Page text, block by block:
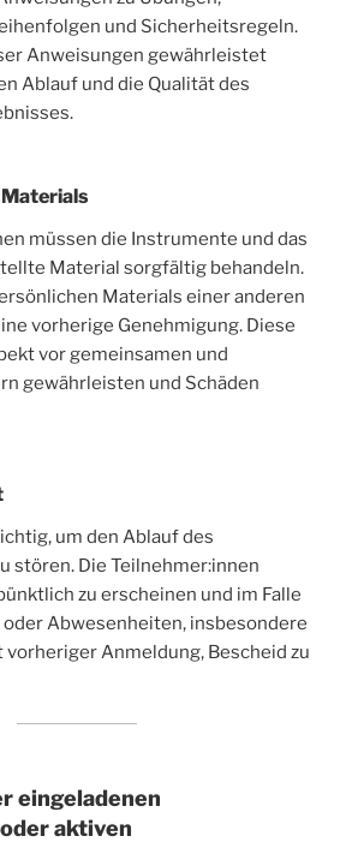
und Sicherheitsregeln.
Anweisungen gewährleistet
Ablauf und die Qualität des
müssen die Instrumente und das
Material sorgfältig behandeln.
Materials einer anderen
vorherige Genehmigung. Diese
vor gemeinsamen und
gewährleisten und Schäden
um den Ablauf des
stören. Die Teilnehmer:innen
zu erscheinen und im Falle
Abwesenheiten, insbesondere
Anmeldung, Bescheid zu
eingeladenen
aktiven